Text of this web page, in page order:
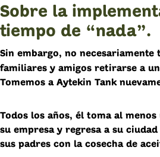
Sobre la
tiempo de “nada”.
Sin embargo, no
familiares y amigos retirarse a
Tomemos a Aytekin Tank
Todos los años, él toma al
su empresa y regresa a su
sus padres con la cosecha de